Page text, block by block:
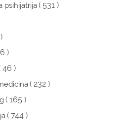
psihijatrija( 531 )
)
46 )
( 232 )
( 165 )
( 744 )